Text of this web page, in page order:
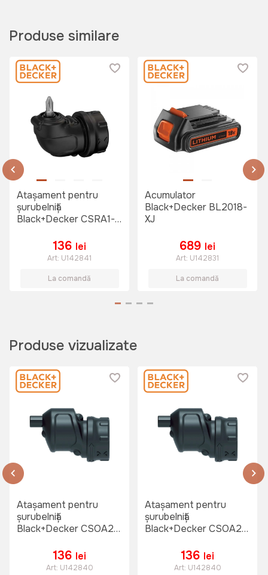
Produse similare
Atașament pentru
șurubelniță
Black+Decker CSRA1-
136 lei
Art: U142841
La comandă
Acumulator
Black+Decker BL2018-
XJ
689 lei
Art: U142831
La comandă
Produse vizualizate
Atașament pentru
șurubelniță
Black+Decker CSOA2-
136 lei
Art: U142840
Atașament pentru
șurubelniță
Black+Decker CSOA2-
136 lei
Art: U142840